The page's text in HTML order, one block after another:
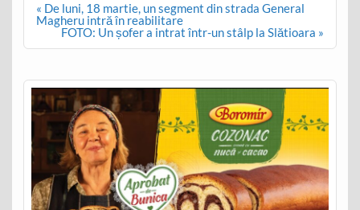
Post
navigation
« De luni, 18 martie, un segment din strada General
Magheru intră în reabilitare
FOTO: Un șofer a intrat într-un stâlp la Slătioara »